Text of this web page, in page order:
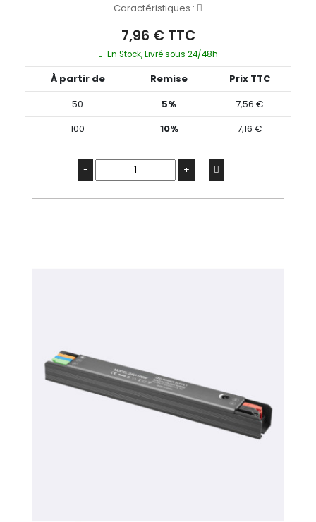
Caractéristiques :
7,96 € TTC
En Stock, Livré sous 24/48h
À partir de Remise
Prix TTC
50
5%
7,56 €
100
10% 7,16 €
- +